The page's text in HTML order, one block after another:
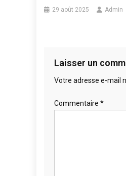
29 août 2025 Admin
Laisser un
Votre adresse e-mail
Commentaire *